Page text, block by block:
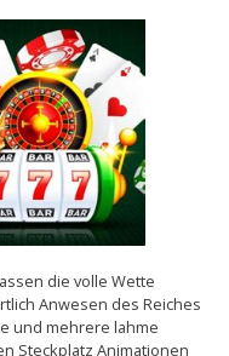
die volle Wette
Anwesen des Reiches
und mehrere lahme
Steckplatz Animationen